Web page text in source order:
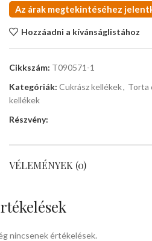
Az árak megtekintéséhez
Hozzáadni a kívánságlistához
Cikkszám: T090571-1
Kategóriák: Cukrász kellékek, Torta
kellékek
Részvény:
VÉLEMÉNYEK (0)
nincsenek értékelések.